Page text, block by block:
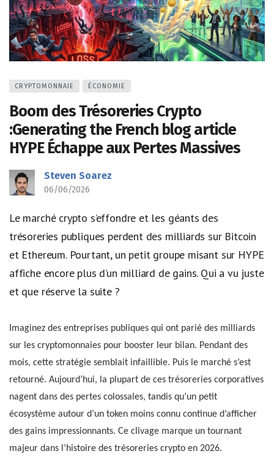
CRYPTOMONNAIE ÉCONOMIE
Boom des Trésoreries Crypto
:Generating the French blog article
HYPE Échappe aux Pertes Massives
Steven Soarez
06/06/2026
Le marché crypto s’effondre et les géants des
trésoreries publiques perdent des milliards sur Bitcoin
et Ethereum. Pourtant, un petit groupe misant sur HYPE
affiche encore plus d’un milliard de gains. Qui a vu juste
et que réserve la suite ?
Imaginez des entreprises publiques qui ont parié des milliards
sur les cryptomonnaies pour booster leur bilan. Pendant des
mois, cette stratégie semblait infaillible. Puis le marché s’est
retourné. Aujourd’hui, la plupart de ces trésoreries corporatives
nagent dans des pertes colossales, tandis qu’un petit
écosystème autour d’un token moins connu continue d’afficher
des gains impressionnants. Ce clivage marque un tournant
majeur dans l’histoire des trésoreries crypto en 2026.